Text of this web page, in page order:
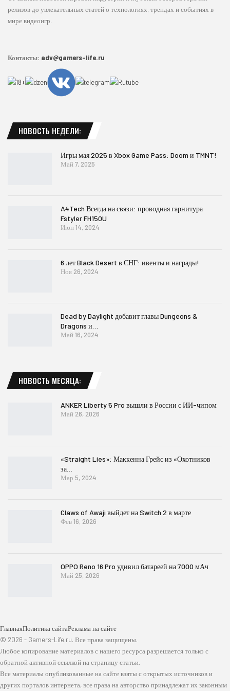
релизов до увлекательных статей о технологиях, трендах и событиях в
мире видеоигр.
Контакты: adv@gamers-life.ru
НОВОСТЬ НЕДЕЛИ:
Игры мая 2025 в Xbox Game Pass: Doom и TMNT!
Май 7, 2025
A4Tech Всегда на связи: проводная гарнитура
Fstyler FH150U
Июн 14, 2024
6 лет Black Desert в СНГ: ивенты и награды!
Ноя 26, 2024
Dead by Daylight добавит главы Dungeons &
Dragons и…
Май 16, 2024
НОВОСТЬ МЕСЯЦА:
ANKER Liberty 5 Pro вышли в России с ИИ-чипом
Май 26, 2026
«Straight Lies»: Маккенна Грейс из «Охотников
за…
Мар 5, 2024
Claws of Awaji выйдет на Switch 2 в марте
Фев 16, 2026
OPPO Reno 16 Pro удивил батареей на 7000 мАч
Май 25, 2026
ГлавнаяПолитика сайтаРеклама на сайте
© 2026 - Gamers-Life.ru. Все права защищены.
Любое копирование материалов с нашего ресурса разрешается только с
обратной активной ссылкой на страницу статьи.
Все материалы опубликованные на сайте взяты с открытых источников и
других порталов интернета, все права на авторство принадлежат их законным